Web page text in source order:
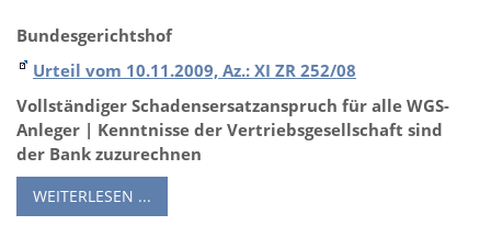
Bundesgerichtshof
Urteil vom 10.11.2009, Az.: XI ZR 252/08
Vollständiger Schadensersatzanspruch für alle WGS-
Anleger | Kenntnisse der Vertriebsgesellschaft sind
der Bank zuzurechnen
WEITERLESEN ...